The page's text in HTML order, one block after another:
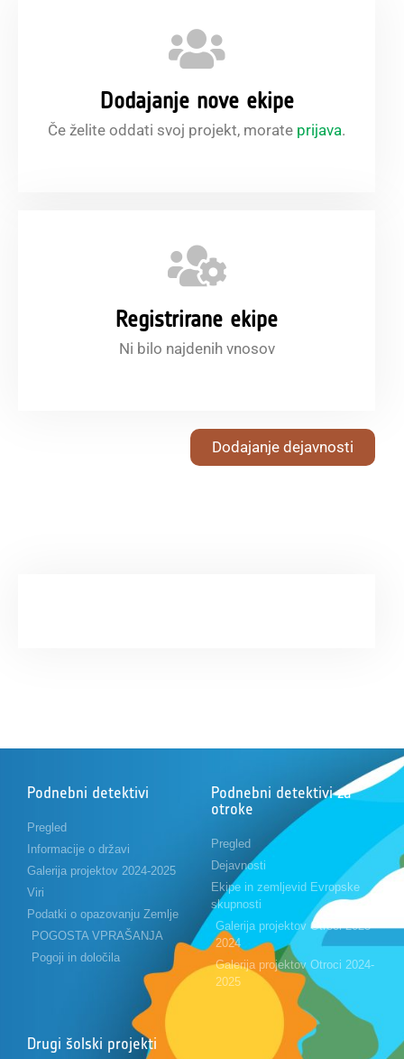
Dodajanje nove ekipe
Če želite oddati svoj projekt, morate prijava.
Registrirane ekipe
Ni bilo najdenih vnosov
Dodajanje dejavnosti
Podnebni detektivi
Pregled
Informacije o državi
Galerija projektov 2024-2025
Viri
Podatki o opazovanju Zemlje
POGOSTA VPRAŠANJA
Pogoji in določila
Podnebni detektivi za
otroke
Pregled
Dejavnosti
Ekipe in zemljevid Evropske
skupnosti
Galerija projektov Otroci 2023-
2024
Galerija projektov Otroci 2024-
2025
Drugi šolski projekti